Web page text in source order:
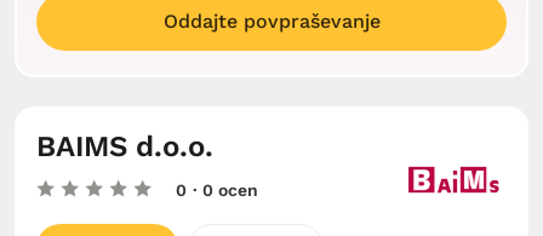
Oddajte povpraševanje
BAIMS d.o.o.
0 · 0 ocen